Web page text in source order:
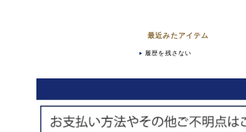
最近みたアイテム
履歴を残さない